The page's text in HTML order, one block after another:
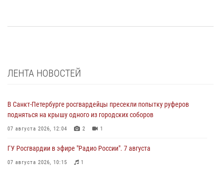
ЛЕНТА НОВОСТЕЙ
В Санкт-Петербурге росгвардейцы пресекли попытку руферов
подняться на крышу одного из городских соборов
07 августа 2026, 12:04 2 1
ГУ Росгвардии в эфире "Радио России". 7 августа
07 августа 2026, 10:15 1